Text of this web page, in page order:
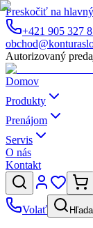
Preskočiť na
+421 905 327
Autorizovaný
Domov
Produkty
Prenájom
Servis
O nás
Kontakt
Volať